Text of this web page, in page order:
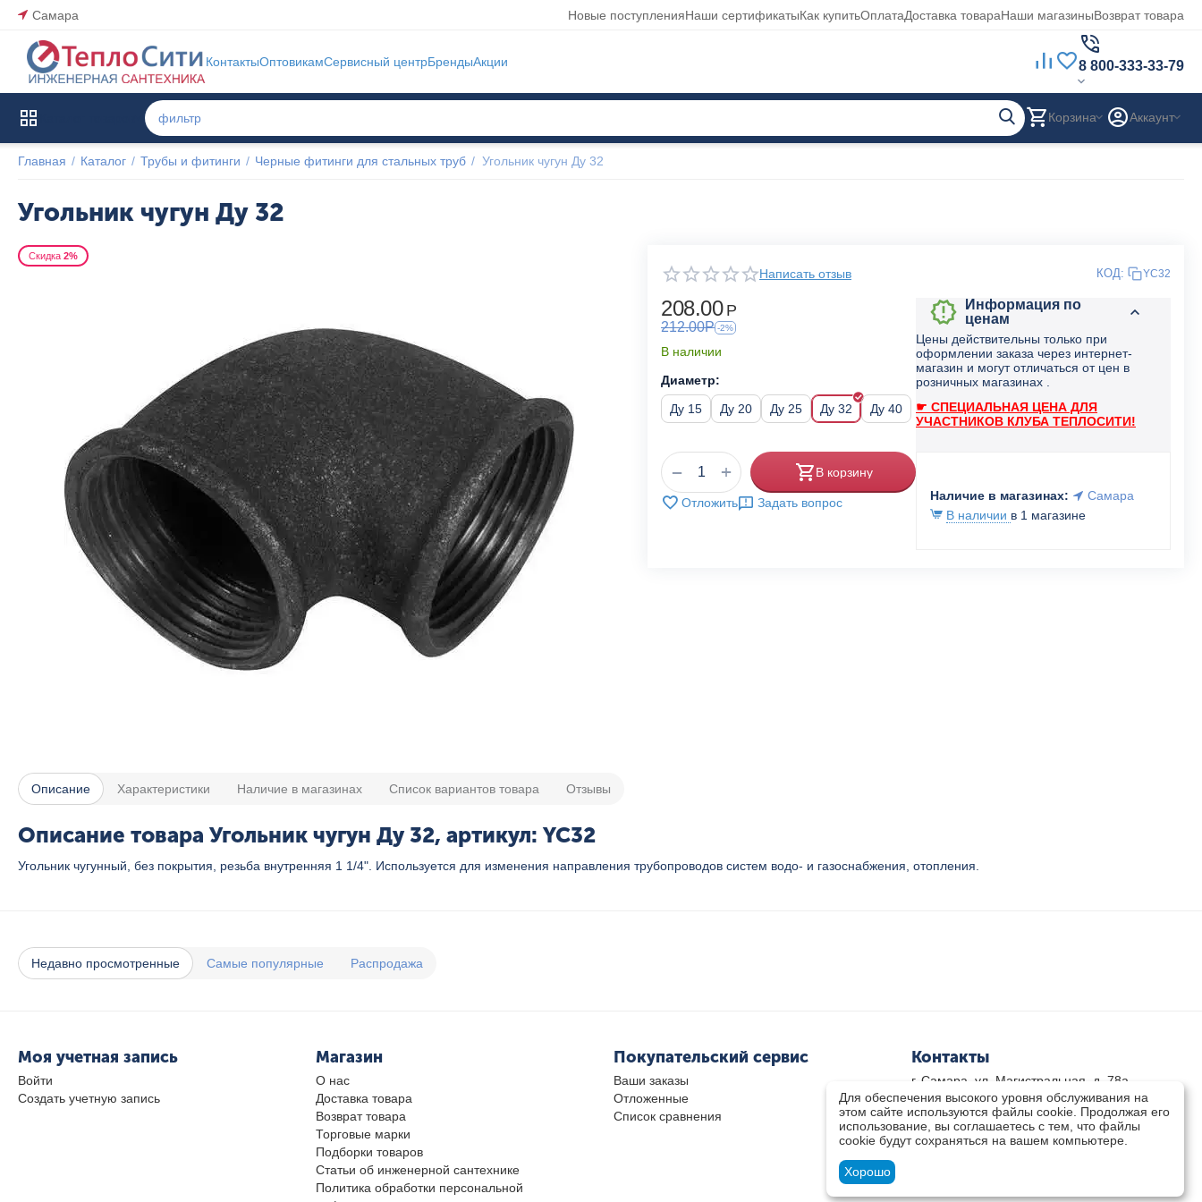
Самара Новые поступленияНаши сертификатыКак купитьОплатаДоставка товараНаши магазиныВозврат товара
КонтактыОптовикамСервисный центрБрендыАкции 8 800-333-33-79
Корзина Аккаунт
Главная / Каталог / Трубы и фитинги / Черные фитинги для стальных труб / Угольник чугун Ду 32
Угольник чугун Ду 32
Скидка 2%
Написать отзыв КОД: YC32
208.00 Р
212.00Р -2%
В наличии
Диаметр:
Ду 15
Ду 20 Ду 25 Ду 32 Ду 40
+
− В корзину
Отложить Задать вопрос
Информация по
ценам
Цены действительны только при
оформлении заказа через интернет-
магазин и могут отличаться от цен в
розничных магазинах .
☛ СПЕЦИАЛЬНАЯ ЦЕНА ДЛЯ
УЧАСТНИКОВ КЛУБА ТЕПЛОСИТИ!
Наличие в магазинах:
Самара
В наличии в 1 магазине
Описание Характеристики Наличие в магазинах Список вариантов товара Отзывы
Описание товара Угольник чугун Ду 32, артикул: YC32
Угольник чугунный, без покрытия, резьба внутренняя 1 1/4". Используется для изменения направления трубопроводов систем водо- и газоснабжения, отопления.
Недавно просмотренные Самые популярные Распродажа
Моя учетная запись
Войти
Создать учетную запись
Магазин
О нас
Доставка товара
Возврат товара
Торговые марки
Подборки товаров
Статьи об инженерной сантехнике
Политика обработки персональной
Покупательский сервис
Ваши заказы
Отложенные
Список сравнения
Контакты
г. Самара, ул. Магистральная, д. 78а
8 800-333-33-79(звонок бесплатный)
8(846)-211-03-15
Пн-Пт 8.30 - 17.30 Сб 9.00 - 16.00
zakaz@teplocity.com
Для обеспечения высокого уровня обслуживания на
этом сайте используются файлы cookie. Продолжая его
использование, вы соглашаетесь с тем, что файлы
cookie будут сохраняться на вашем компьютере.
Хорошо